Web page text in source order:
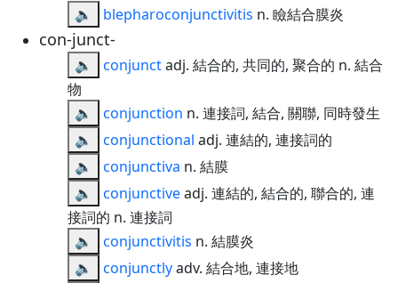
🔈 blepharoconjunctivitis n. 瞼結合膜炎
con-junct-
🔈 conjunctadj. 結合的, 共同的, 聚合的 n. 結合
物
🔈
conjunction n. 連接詞, 結合, 關聯, 同時發生
🔈
conjunctional adj. 連結的, 連接詞的
🔈
conjunctiva n. 結膜
🔈
conjunctiveadj. 連結的, 結合的, 聯合的, 連
接詞的 n. 連接詞
🔈
conjunctivitis n. 結膜炎
🔈
conjunctlyadv. 結合地, 連接地